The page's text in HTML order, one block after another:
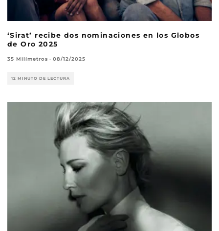
‘Sirat’ recibe dos nominaciones en los Globos
de Oro 2025
35 Milímetros · 08/12/2025
12 MINUTO DE LECTURA